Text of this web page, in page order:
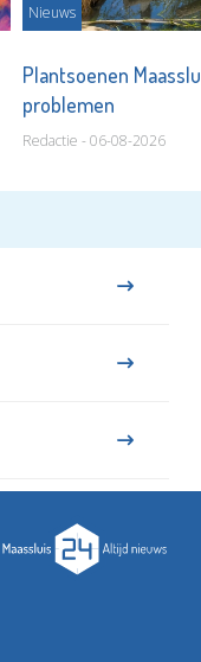
Nieuws
Plantsoenen
problemen
Redactie - 06-08-2026